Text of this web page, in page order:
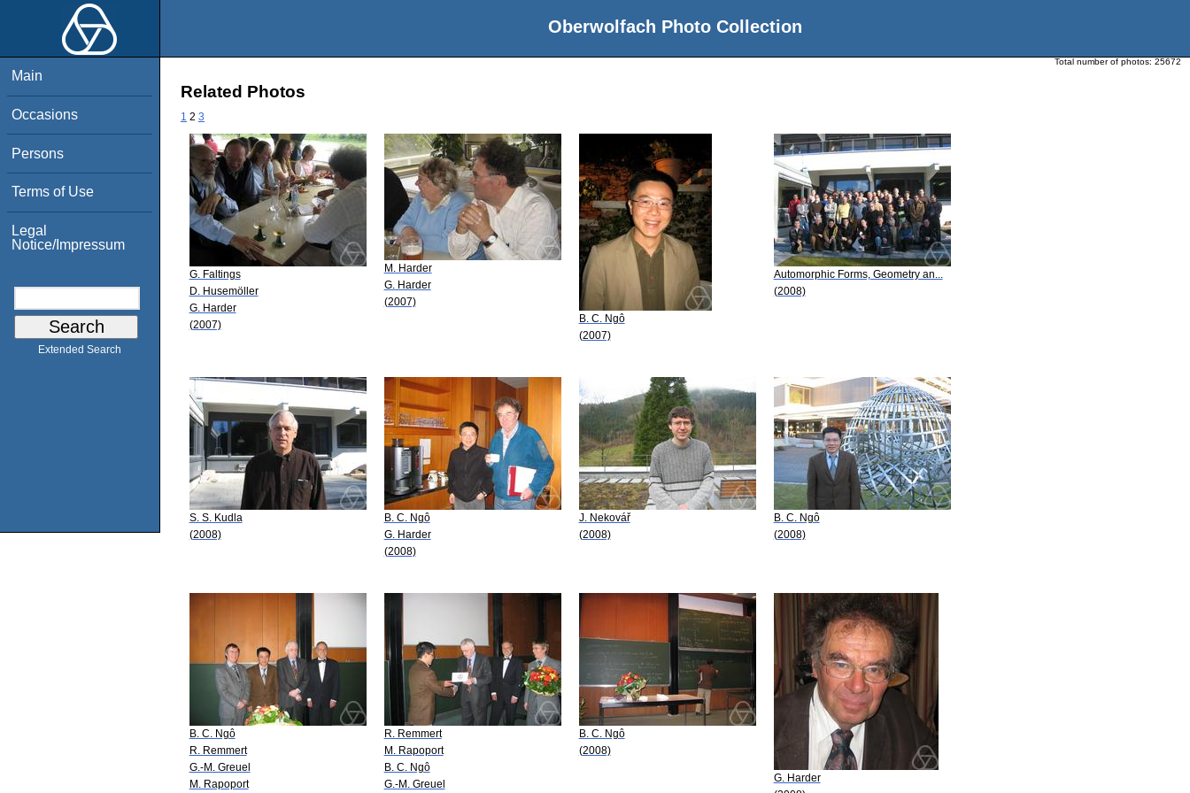
Oberwolfach Photo Collection
Main
Occasions
Persons
Terms of Use
Legal
Notice/Impressum
Extended Search
Total number of photos: 25672
Related Photos
1 2 3
G. Faltings
D. Husemöller
G. Harder
(2007)
M. Harder
G. Harder
(2007)
B. C. Ngô
(2007)
Automorphic Forms, Geometry an...
(2008)
S. S. Kudla
(2008)
B. C. Ngô
G. Harder
(2008)
J. Nekovář
(2008)
B. C. Ngô
(2008)
B. C. Ngô
R. Remmert
G.-M. Greuel
M. Rapoport
R. Remmert
M. Rapoport
B. C. Ngô
G.-M. Greuel
B. C. Ngô
(2008)
G. Harder